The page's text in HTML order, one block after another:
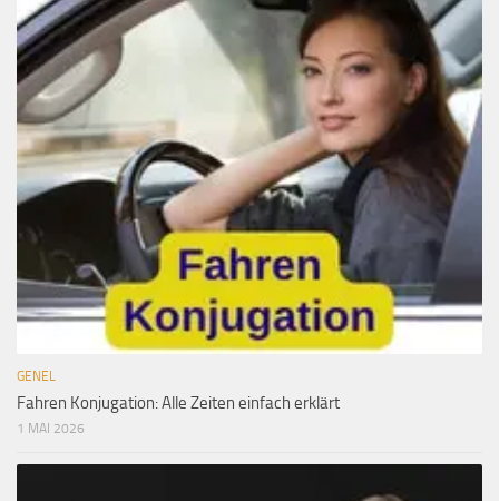
GENEL
Fahren Konjugation: Alle Zeiten einfach erklärt
1 MAI 2026